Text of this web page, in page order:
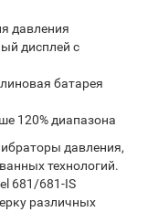
давления
дисплей с
батарея
120% диапазона
давления,
технологий.
681/681-IS
различных